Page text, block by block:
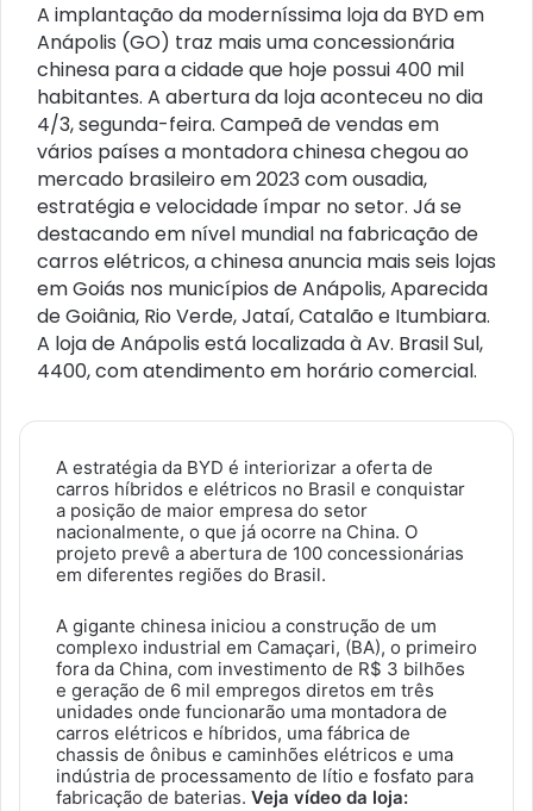
A implantação da moderníssima loja da BYD em
Anápolis (GO) traz mais uma concessionária
chinesa para a cidade que hoje possui 400 mil
habitantes. A abertura da loja aconteceu no dia
4/3, segunda-feira. Campeã de vendas em
vários países a montadora chinesa chegou ao
mercado brasileiro em 2023 com ousadia,
estratégia e velocidade ímpar no setor. Já se
destacando em nível mundial na fabricação de
carros elétricos, a chinesa anuncia mais seis lojas
em Goiás nos municípios de Anápolis, Aparecida
de Goiânia, Rio Verde, Jataí, Catalão e Itumbiara.
A loja de Anápolis está localizada à Av. Brasil Sul,
4400, com atendimento em horário comercial.
A estratégia da BYD é interiorizar a oferta de
carros híbridos e elétricos no Brasil e conquistar
a posição de maior empresa do setor
nacionalmente, o que já ocorre na China. O
projeto prevê a abertura de 100 concessionárias
em diferentes regiões do Brasil.
A gigante chinesa iniciou a construção de um
complexo industrial em Camaçari, (BA), o primeiro
fora da China, com investimento de R$ 3 bilhões
e geração de 6 mil empregos diretos em três
unidades onde funcionarão uma montadora de
carros elétricos e híbridos, uma fábrica de
chassis de ônibus e caminhões elétricos e uma
indústria de processamento de lítio e fosfato para
fabricação de baterias. Veja vídeo da loja: